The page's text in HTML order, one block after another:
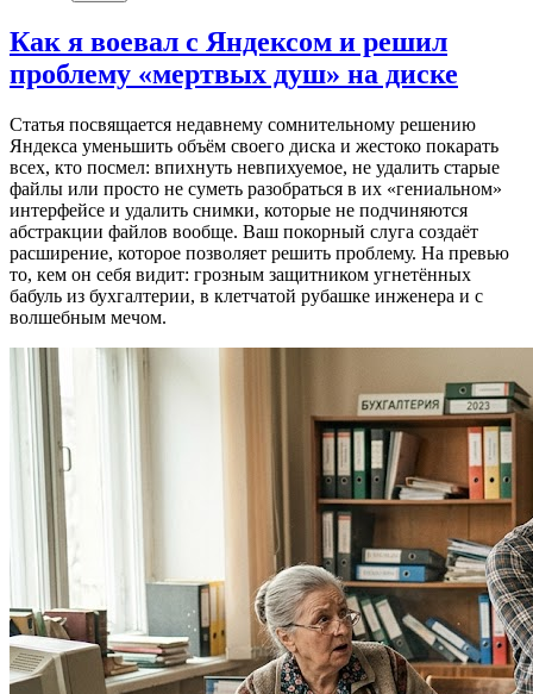
Как я воевал с Яндексом и решил
проблему «мертвых душ» на диске
Статья посвящается недавнему сомнительному решению
Яндекса уменьшить объём своего диска и жестоко покарать
всех, кто посмел: впихнуть невпихуемое, не удалить старые
файлы или просто не суметь разобраться в их «гениальном»
интерфейсе и удалить снимки, которые не подчиняются
абстракции файлов вообще. Ваш покорный слуга создаёт
расширение, которое позволяет решить проблему. На превью
то, кем он себя видит: грозным защитником угнетённых
бабуль из бухгалтерии, в клетчатой рубашке инженера и с
волшебным мечом.